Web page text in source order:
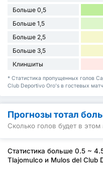
Больше 0,5
Больше 1,5
Больше 2,5
Больше 3,5
Клиншиты
* Статистика пропущенных голов
Club Deportivo Oro's в гостевых
Прогнозы тотал
Сколько голов будет в этом
Статистика больше 0.5 ~
Tlajomulco и Mulos del Club